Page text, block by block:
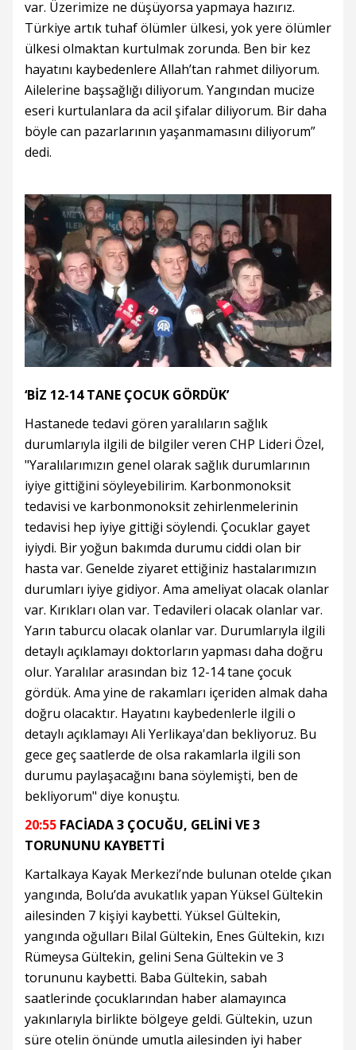
var. Üzerimize ne düşüyorsa yapmaya hazırız.
Türkiye artık tuhaf ölümler ülkesi, yok yere ölümler
ülkesi olmaktan kurtulmak zorunda. Ben bir kez
hayatını kaybedenlere Allah’tan rahmet diliyorum.
Ailelerine başsağlığı diliyorum. Yangından mucize
eseri kurtulanlara da acil şifalar diliyorum. Bir daha
böyle can pazarlarının yaşanmamasını diliyorum”
dedi.
‘BİZ 12-14 TANE ÇOCUK GÖRDÜK’
Hastanede tedavi gören yaralıların sağlık
durumlarıyla ilgili de bilgiler veren CHP Lideri Özel,
"Yaralılarımızın genel olarak sağlık durumlarının
iyiye gittiğini söyleyebilirim. Karbonmonoksit
tedavisi ve karbonmonoksit zehirlenmelerinin
tedavisi hep iyiye gittiği söylendi. Çocuklar gayet
iyiydi. Bir yoğun bakımda durumu ciddi olan bir
hasta var. Genelde ziyaret ettiğiniz hastalarımızın
durumları iyiye gidiyor. Ama ameliyat olacak olanlar
var. Kırıkları olan var. Tedavileri olacak olanlar var.
Yarın taburcu olacak olanlar var. Durumlarıyla ilgili
detaylı açıklamayı doktorların yapması daha doğru
olur. Yaralılar arasından biz 12-14 tane çocuk
gördük. Ama yine de rakamları içeriden almak daha
doğru olacaktır. Hayatını kaybedenlerle ilgili o
detaylı açıklamayı Ali Yerlikaya'dan bekliyoruz. Bu
gece geç saatlerde de olsa rakamlarla ilgili son
durumu paylaşacağını bana söylemişti, ben de
bekliyorum" diye konuştu.
20:55 FACİADA 3 ÇOCUĞU, GELİNİ VE 3
TORUNUNU KAYBETTİ
Kartalkaya Kayak Merkezi’nde bulunan otelde çıkan
yangında, Bolu’da avukatlık yapan Yüksel Gültekin
ailesinden 7 kişiyi kaybetti. Yüksel Gültekin,
yangında oğulları Bilal Gültekin, Enes Gültekin, kızı
Rümeysa Gültekin, gelini Sena Gültekin ve 3
torununu kaybetti. Baba Gültekin, sabah
saatlerinde çocuklarından haber alamayınca
yakınlarıyla birlikte bölgeye geldi. Gültekin, uzun
süre otelin önünde umutla ailesinden iyi haber